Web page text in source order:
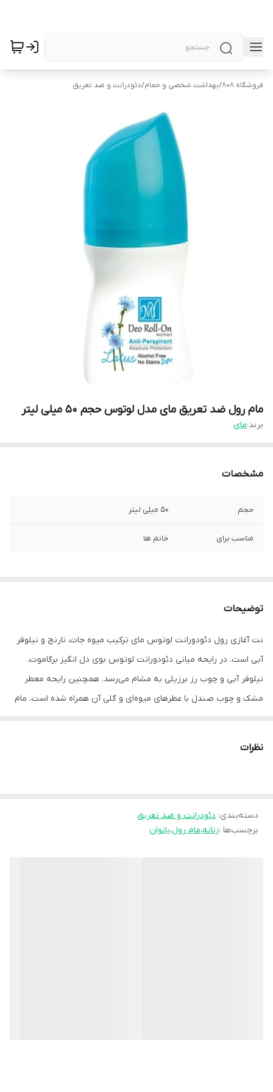
فروشگاه 808 /بهداشت شخصی و حمام/دئودرانت و ضد تعریق
مام رول ضد تعریق مای مدل لوتوس حجم ۵۰ میلی لیتر
برند:مای
مشخصات
حجم ۵۰ میلی لیتر
مناسب برای خانم ها
توضیحات
نت آغازی رول دئودورانت لوتوس مای ترکیب میوه جات، نارنج و نیلوفر
آبی است. در رایحه میانی دئودورانت لوتوس بوی دل انگیز برگاموت،
نیلوفر آبی و چوب رز برزیلی به مشام می‌رسد. همچنین رایحه معطر
مشک و چوب صندل با عطرهای میوه‌ای و گلی آن همراه شده است. مام
نمی‌کند، بلکه از ایجاد سفیدک بر روی پوست نیز جلوگیری می‌کند. حجم
نظرات
دسته‌بندی: دئودرانت و ضد تعریق
برچسب‌ها :زنانه،مام رول،بانوان